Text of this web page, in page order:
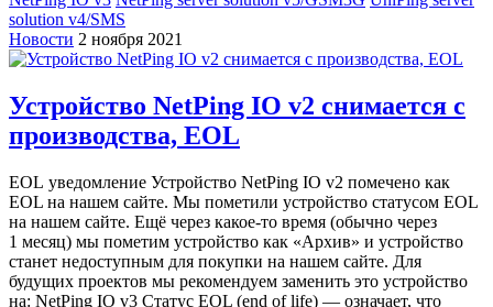
solution v4/SMS
Новости 2 ноября 2021
Устройство NetPing IO v2 снимается с
производства, EOL
EOL уведомление Устройство NetPing IO v2 помечено как
EOL на нашем сайте. Мы пометили устройство статусом EOL
на нашем сайте. Ещё через какое-то время (обычно через
1 месяц) мы пометим устройство как «‎Архив» и устройство
станет недоступным для покупки на нашем сайте. Для
будущих проектов мы рекомендуем заменить это устройство
на: NetPing IO v3 Статус EOL (end of life) — означает, что